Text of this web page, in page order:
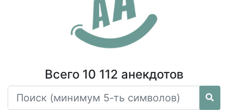
Всего 10 112 анекдотов